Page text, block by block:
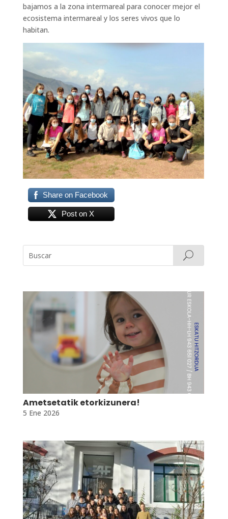
bajamos a la zona intermareal para conocer mejor el
ecosistema intermareal y los seres vivos que lo
habitan.
Share on Facebook
Post on X
Ametsetatik etorkizunera!
5 Ene 2026